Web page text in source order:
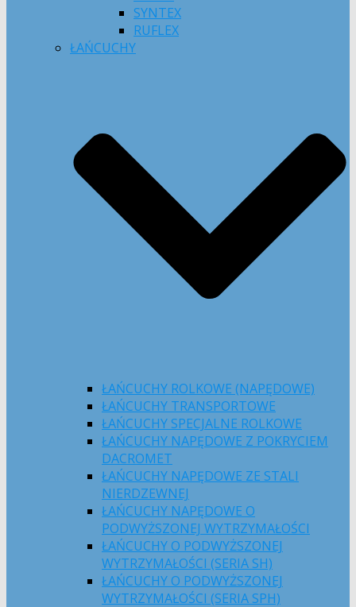
SYNTEX
RUFLEX
ŁAŃCUCHY
ŁAŃCUCHY ROLKOWE (NAPĘDOWE)
ŁAŃCUCHY TRANSPORTOWE
ŁAŃCUCHY SPECJALNE ROLKOWE
ŁAŃCUCHY NAPĘDOWE Z POKRYCIEM
DACROMET
ŁAŃCUCHY NAPĘDOWE ZE STALI
NIERDZEWNEJ
ŁAŃCUCHY NAPĘDOWE O
PODWYŻSZONEJ WYTRZYMAŁOŚCI
ŁAŃCUCHY O PODWYŻSZONEJ
WYTRZYMAŁOŚCI (SERIA SH)
ŁAŃCUCHY O PODWYŻSZONEJ
WYTRZYMAŁOŚCI (SERIA SPH)